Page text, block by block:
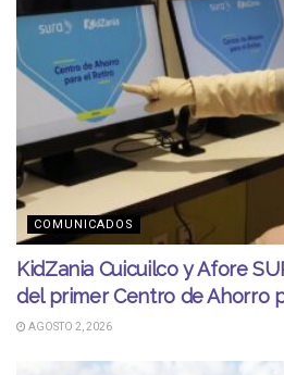
COMUNICADOS
KidZania Cuicuilco y Afore
del primer Centro de Ahorro
AGOSTO 2, 2026